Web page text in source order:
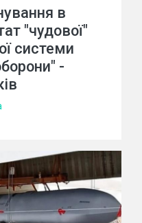
в
"чудової"
системи
-